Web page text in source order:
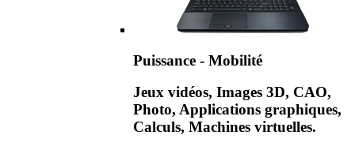
Puissance - Mobilité
Jeux vidéos, Images 3D, CAO,
Photo, Applications graphiques,
Calculs, Machines virtuelles.